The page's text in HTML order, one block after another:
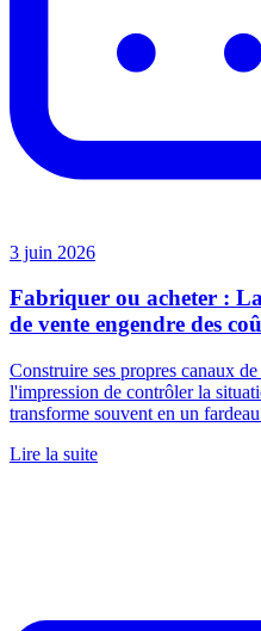
3 juin 2026
Fabriquer ou acheter :
de vente engendre des
Construire ses propres canaux
l'impression de contrôler la
transforme souvent en un
Lire la suite